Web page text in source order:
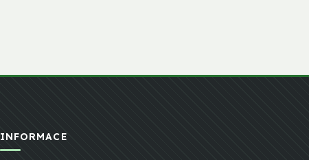
INFORMACE